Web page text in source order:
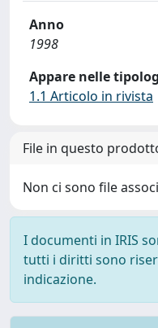
Anno
1998
Appare nelle
1.1 Articolo in rivista
File in questo
Non ci sono file
I documenti in IRIS
tutti i diritti sono
indicazione.